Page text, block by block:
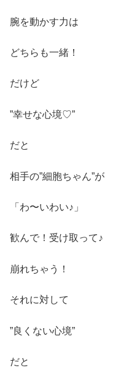
腕を動かす力は
どちらも一緒！
だけど
”幸せな心境♡”
だと
相手の”細胞ちゃん”が
「わ〜いわい♪」
歓んで！受け取って♪
崩れちゃう！
それに対して
”良くない心境”
だと